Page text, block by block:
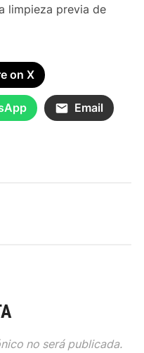
limpieza previa de
on X
Email
no será publicada.